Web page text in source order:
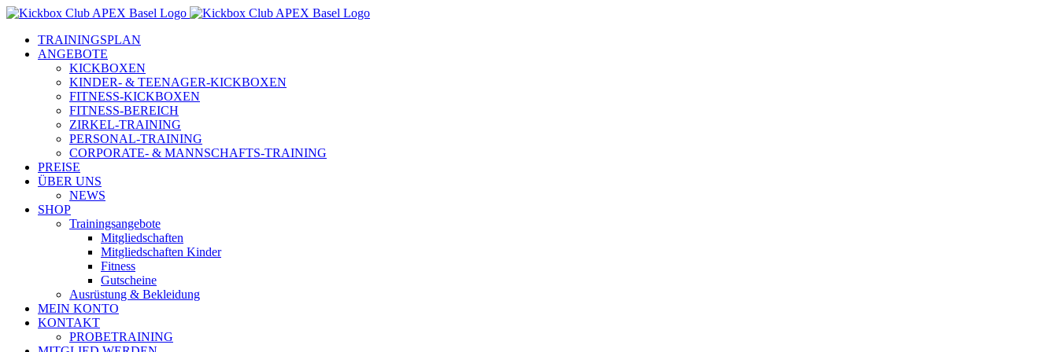
Zum
springenTRAININGSPLAN
ANGEBOTE
KICKBOXEN
KINDER- & TEENAGER-KICKBOXEN
FITNESS-KICKBOXEN
FITNESS-BEREICH
ZIRKEL-TRAINING
PERSONAL-TRAINING
CORPORATE- & MANNSCHAFTS-TRAINING
PREISE
ÜBER UNS
NEWS
SHOP
Trainingsangebote
Mitgliedschaften
Mitgliedschaften Kinder
Fitness
Gutscheine
Ausrüstung & Bekleidung
MEIN KONTO
KONTAKT
PROBETRAINING